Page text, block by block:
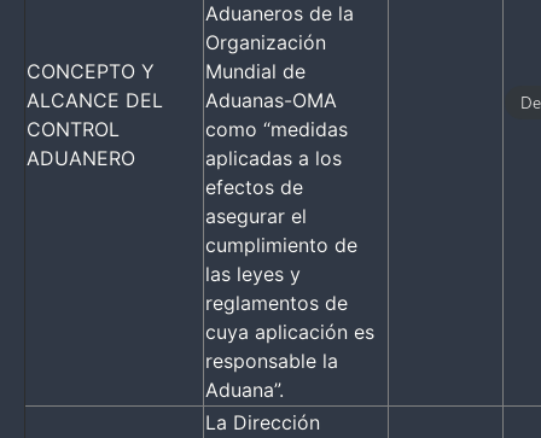
CONCEPTO Y
ALCANCE DEL
CONTROL
ADUANERO
Aduaneros de la
Organización
Mundial de
Aduanas-OMA
como “medidas
aplicadas a los
efectos de
asegurar el
cumplimiento de
las leyes y
reglamentos de
cuya aplicación es
responsable la
Aduana”.
La Dirección